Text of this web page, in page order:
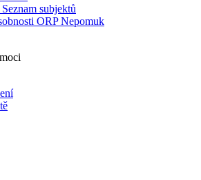
subjektů
ORP Nepomuk